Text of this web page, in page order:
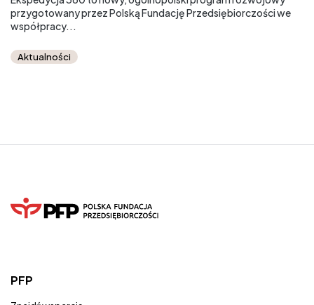
przygotowany przez Polską Fundację Przedsiębiorczości we
współpracy...
Aktualności
PFP